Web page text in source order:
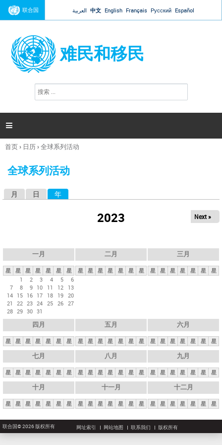
Jump to navigation
联合国 العربية 中文 English Français Русский Español
难民和移民
搜
索

你
这
首页› 日历›全球系列活动
全球系列活动
月 日 年
2023 Next »
一月
星 星 星 星 星 星
星
1
2 3 4 5
6
7
8 9 10 11 12
13
14 15 16 17 18 19 20
21
22 23 24 25 26 27
28 29 30 31
二月
星 星 星 星 星 星 星
三月
星 星 星 星 星 星 星
四月
星 星 星 星 星 星 星
五月
星 星 星 星 星 星 星
六月
星 星 星 星 星 星 星
七月
星 星 星 星 星 星 星
八月
星 星 星 星 星 星 星
九月
星 星 星 星 星 星 星
十月
星 星 星 星 星 星 星
十一月
星 星 星 星 星 星 星
十二月
星 星 星 星 星 星 星
联合国© 2026 版权所有 网址索引 网站地图 联系我们 版权所有